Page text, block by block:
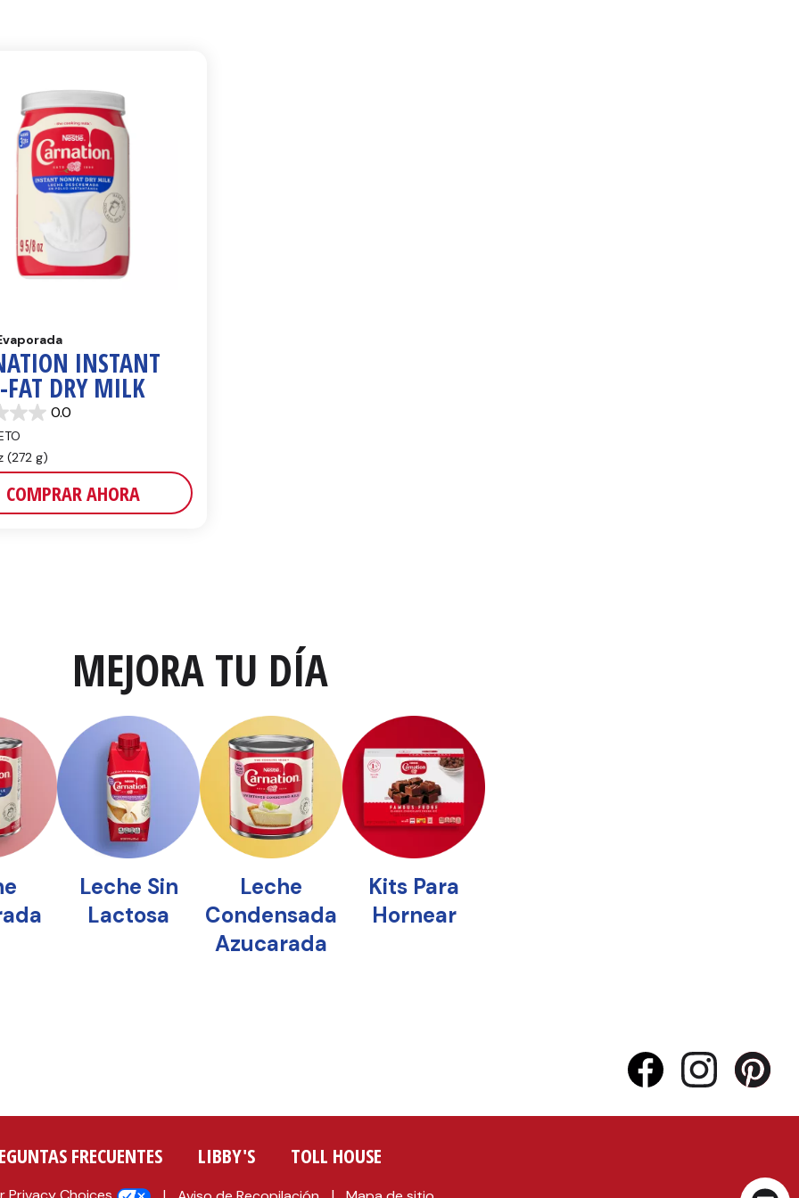
INSTANT
DRY MILK
0.0
(272 g)
COMPRAR AHORA
FRECUENTES LIBBY'S TOLL HOUSE